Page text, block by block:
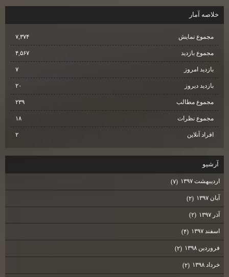
خلاصه آمار
مجموع نمایش‌ ۷,۳۷۴
مجموع بازدید ۴,۵۶۷
بازدید امروز ۷
بازدید دیروز ۲۰
مجموع مطالب ۲۳۹
مجموع نظرات ۱۸
افراد آنلاین ۲
آرشيو
اردیبهشت ۱۳۹۷ (۷)
آبان ۱۳۹۷ (۲)
آذر ۱۳۹۷ (۲)
اسفند ۱۳۹۷ (۴)
فروردین ۱۳۹۸ (۲)
خرداد ۱۳۹۸ (۲)